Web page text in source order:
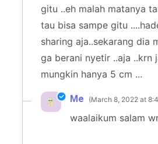
gitu ..eh malah matanya
tau bisa sampe gitu
sharing aja..sekarang dia
ga berani nyetir ..aja ..krn
mungkin hanya 5 cm ...
Me March 8, 2022 at
waalaikum salam